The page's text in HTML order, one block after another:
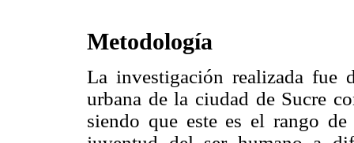
Metodología
La investigación realizada fue
urbana de la ciudad de Sucre
siendo que este es el rango